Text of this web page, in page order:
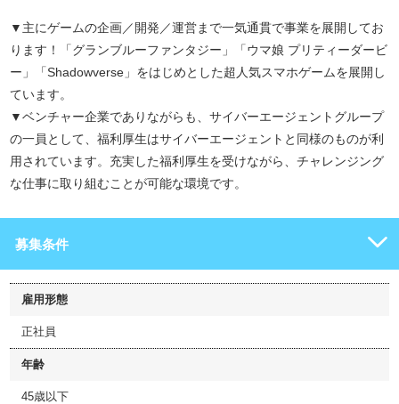
▼主にゲームの企画／開発／運営まで一気通貫で事業を展開してお
ります！「グランブルーファンタジー」「ウマ娘 プリティーダービ
ー」「Shadowverse」をはじめとした超人気スマホゲームを展開し
ています。
▼ベンチャー企業でありながらも、サイバーエージェントグループ
の一員として、福利厚生はサイバーエージェントと同様のものが利
用されています。充実した福利厚生を受けながら、チャレンジング
な仕事に取り組むことが可能な環境です。
募集条件
雇用形態
正社員
年齢
45歳以下